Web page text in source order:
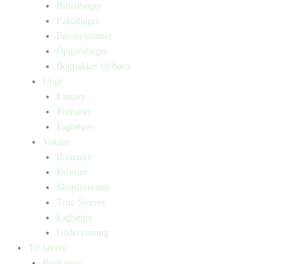
Billedbøger
Faktabøger
Børneromaner
Opgavebøger
Bogpakker til børn
Unge
Fantasy
Romaner
Fagbøger
Voksne
Romance
Krimier
Skønlitteratur
True Stories
Fagbøger
Undervisning
Til lærere